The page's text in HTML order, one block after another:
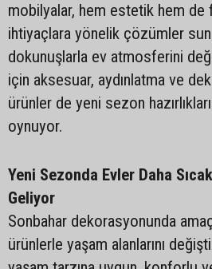
mobilyalar, hem estetik hem de
ihtiyaçlara yönelik çözümler
dokunuşlarla ev atmosferini
için aksesuar, aydınlatma ve
ürünler de yeni sezon
oynuyor.
Yeni Sezonda Evler Daha
Geliyor
Sonbahar dekorasyonunda
ürünlerle yaşam alanlarını